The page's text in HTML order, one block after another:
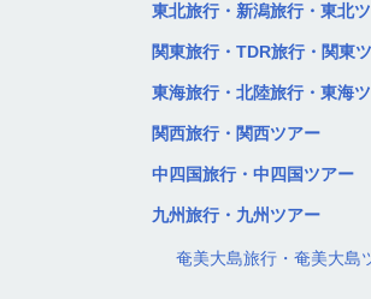
東北旅行・新潟旅行・東北
関東旅行・TDR旅行・関東
東海旅行・北陸旅行・東海
関西旅行・関西ツアー
中四国旅行・中四国ツアー
九州旅行・九州ツアー
奄美大島旅行・奄美大島